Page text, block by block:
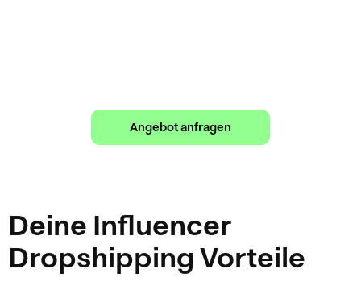
Angebot anfragen
Deine Influencer
Dropshipping Vorteile